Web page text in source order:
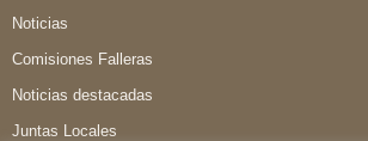
Noticias
Comisiones Falleras
Noticias destacadas
Juntas Locales